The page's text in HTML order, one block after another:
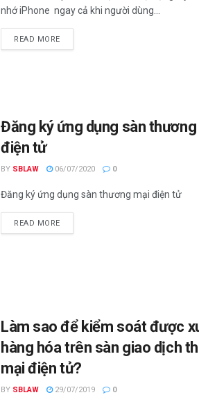
nhớ iPhone ngay cả khi người dùng...
READ MORE
Đăng ký ứng dụng sàn thương
điện tử
BY SBLAW 06/07/2020 0
Đăng ký ứng dụng sàn thương mại điện tử
READ MORE
Làm sao để kiểm soát được
hàng hóa trên sàn giao dịch
mại điện tử?
BY SBLAW 29/07/2019 0